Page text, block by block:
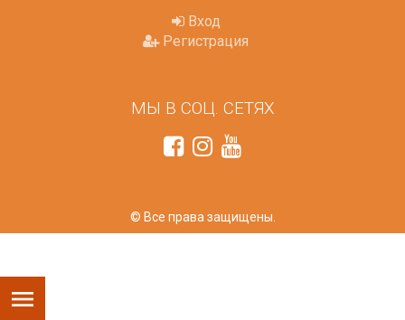
Вход
Регистрация
МЫ В СОЦ. СЕТЯХ
© Все права защищены.